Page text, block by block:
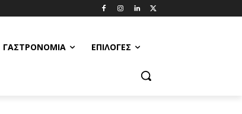
ΓΑΣΤΡΟΝΟΜΊΑ ΕΠΙΛΟΓΈΣ